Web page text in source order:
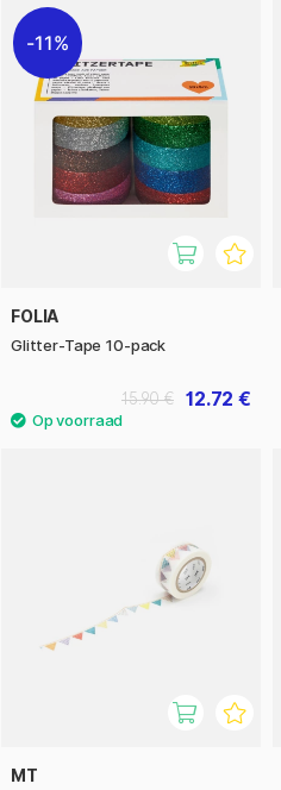
11%
FOLIA
Glitter-Tape 10-pack
12.72 €
15.90 €
MT